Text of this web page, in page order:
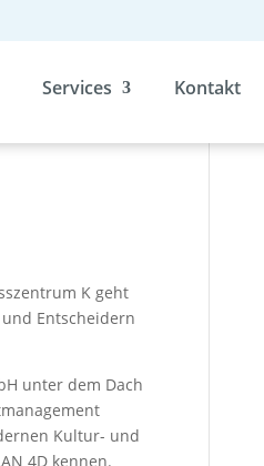
Services Kontakt
K geht
Entscheidern
unter dem Dach
Kultur- und
4D kennen.